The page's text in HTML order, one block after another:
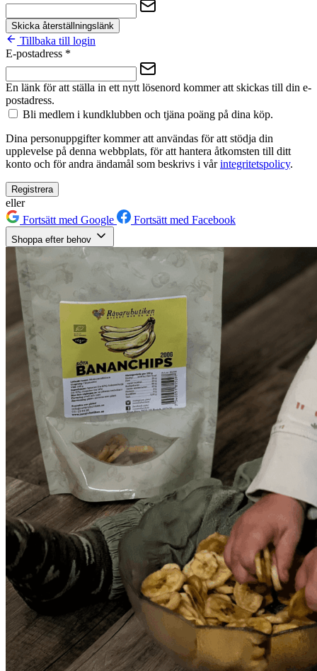
Skicka återställningslänk
Tillbaka till login
E-postadress *
En länk för att ställa in ett nytt lösenord kommer att skickas till din e-
postadress.
Bli medlem i kundklubben och tjäna poäng på dina köp.
Dina personuppgifter kommer att användas för att stödja din
upplevelse på denna webbplats, för att hantera åtkomsten till ditt
konto och för andra ändamål som beskrivs i vårintegritetspolicy.
Registrera
eller
Fortsätt med Google
Fortsätt med Facebook
Shoppa efter behov